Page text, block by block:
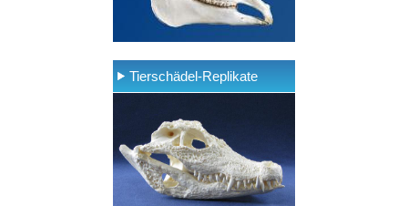
Tierschädel-Replikate